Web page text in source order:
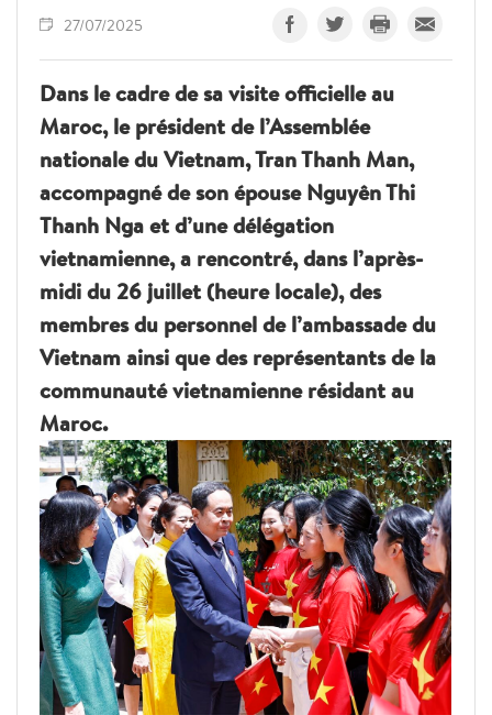
27/07/2025
Dans le cadre de sa visite officielle au
Maroc, le président de l’Assemblée
nationale du Vietnam, Tran Thanh Man,
accompagné de son épouse Nguyên Thi
Thanh Nga et d’une délégation
vietnamienne, a rencontré, dans l’après-
midi du 26 juillet (heure locale), des
membres du personnel de l’ambassade du
Vietnam ainsi que des représentants de la
communauté vietnamienne résidant au
Maroc.